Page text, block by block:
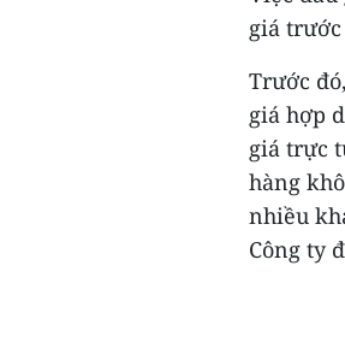
giá
Trước
giá hợp
giá trực
hàng
nhiều
Công ty